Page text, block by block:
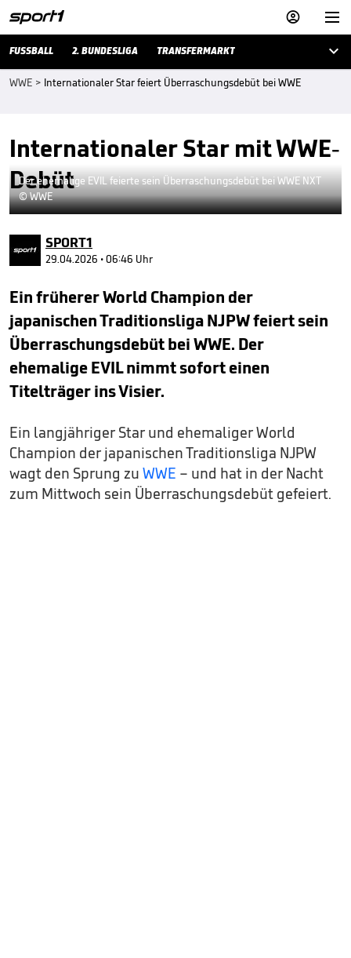


FUSSBALL 2. BUNDESLIGA TRANSFERMARKT 
WWE > Internationaler Star feiert Überraschungsdebüt bei WWE
Internationaler Star mit WWE-
Debüt
Der ehemalige EVIL feierte sein Überraschungsdebüt bei WWE NXT
© WWE
SPORT1
29.04.2026 • 06:46 Uhr
Ein früherer World Champion der
japanischen Traditionsliga NJPW feiert sein
Überraschungsdebüt bei WWE. Der
ehemalige EVIL nimmt sofort einen
Titelträger ins Visier.
Ein langjähriger Star und ehemaliger World
Champion der japanischen Traditionsliga NJPW
wagt den Sprung zu WWE – und hat in der Nacht
zum Mittwoch sein Überraschungsdebüt gefeiert.